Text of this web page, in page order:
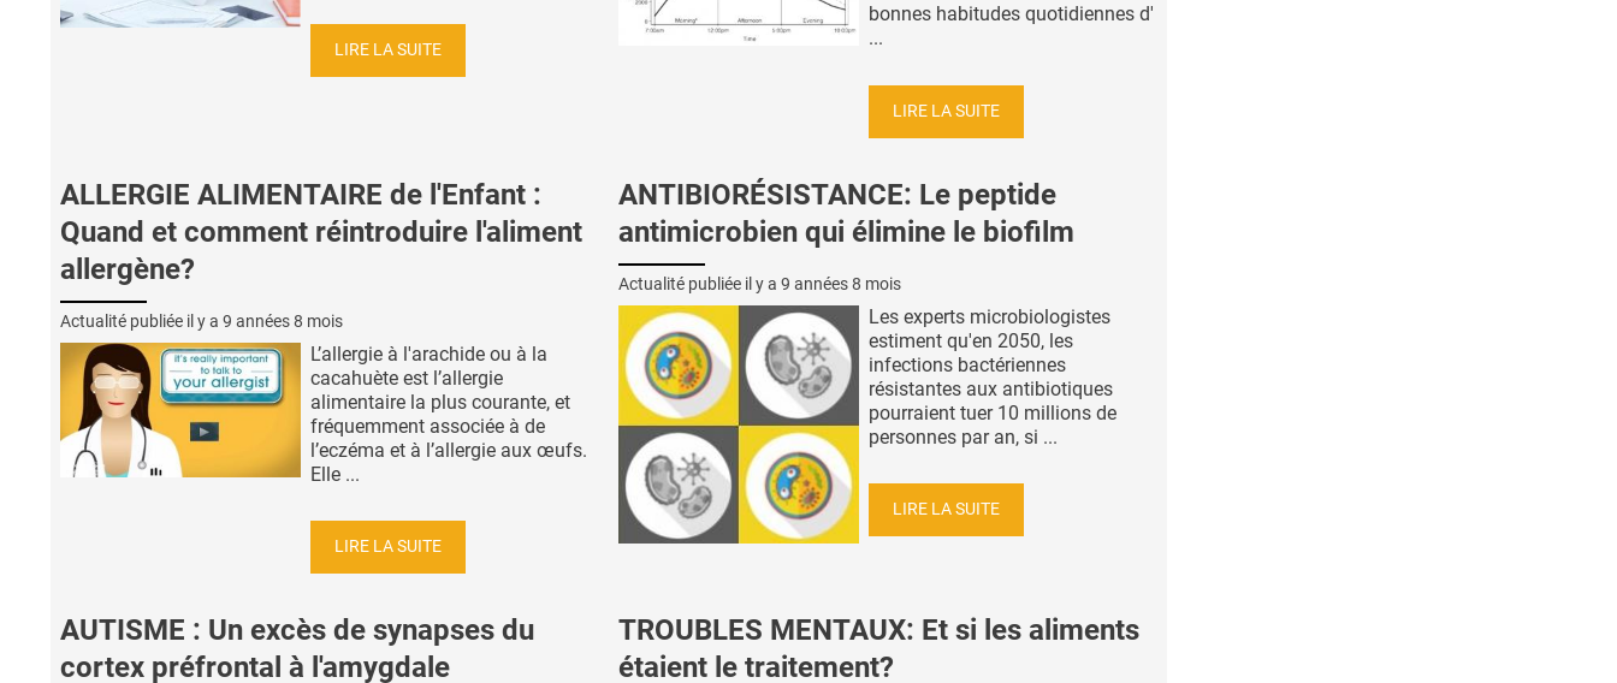
LIRE LA SUITE
bonnes habitudes quotidiennes d'
...
LIRE LA SUITE
ALLERGIE ALIMENTAIRE de l'Enfant :
Quand et comment réintroduire l'aliment
allergène?
Actualité publiée il y a 9 années 8 mois
L’allergie à l'arachide ou à la
cacahuète est l’allergie
alimentaire la plus courante, et
fréquemment associée à de
l’eczéma et à l’allergie aux œufs.
Elle ...
LIRE LA SUITE
ANTIBIORÉSISTANCE: Le peptide
antimicrobien qui élimine le biofilm
Actualité publiée il y a 9 années 8 mois
Les experts microbiologistes
estiment qu'en 2050, les
infections bactériennes
résistantes aux antibiotiques
pourraient tuer 10 millions de
personnes par an, si ...
LIRE LA SUITE
AUTISME : Un excès de synapses du
cortex préfrontal à l'amygdale
TROUBLES MENTAUX: Et si les aliments
étaient le traitement?